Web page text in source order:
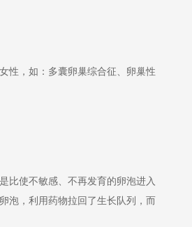
性，如：多囊卵巢综合征、卵巢性
使不敏感、不再发育的卵泡进入
泡，利用药物拉回了生长队列，而